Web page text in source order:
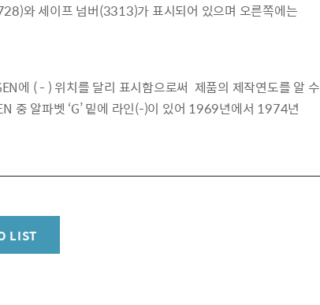
와 세이프 넘버(3313)가 표시되어 있으며 오른쪽에는
에 ( - ) 위치를 달리 표시함으로써 제품의 제작연도를 알 수
중 알파벳 ‘G’ 밑에 라인(-)이 있어 1969년에서 1974년
LIST